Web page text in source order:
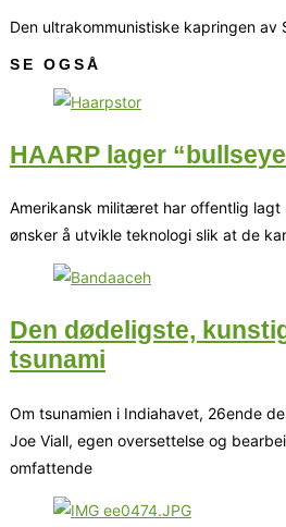
Den ultrakommunistiske kapringen av
SE OGSÅ
HAARP lager
Amerikansk militæret har offentlig lagt
ønsker å utvikle teknologi slik at de
Den dødeligste,
tsunami
Om tsunamien i Indiahavet, 26ende
Joe Viall, egen oversettelse og
omfattende